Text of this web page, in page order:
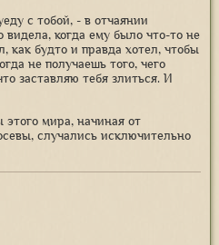
с тобой, - в отчаянии
когда ему было что-то не
как будто и правда хотел, чтобы
не получаешь того, чего
заставляю тебя злиться. И
мира, начиная от
случались исключительно